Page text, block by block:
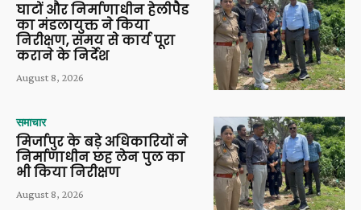
घाटों और निर्माणाधीन हेलीपैड
का मंडलायुक्त ने किया
निरीक्षण, समय से कार्य पूरा
कराने के निर्देश
August 8, 2026
समाचार
मिर्जापुर के बड़े अधिकारियों ने
निर्माणाधीन छह लेन पुल का
भी किया निरीक्षण
August 8, 2026